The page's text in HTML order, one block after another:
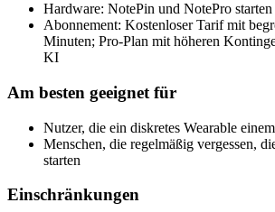
Hardware: NotePin und NotePro
Abonnement: Kostenloser Tarif mit
Minuten; Pro-Plan mit höheren
KI
Am besten geeignet für
Nutzer, die ein diskretes Wearable
Menschen, die regelmäßig vergessen,
starten
Einschränkungen